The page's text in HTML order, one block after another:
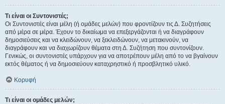
Τι είναι οι Συντονιστές;
Οι Συντονιστές είναι μέλη (ή ομάδες μελών) που φροντίζουν τις Δ. Συζητήσεις
από μέρα σε μέρα. Έχουν το δικαίωμα να επεξεργάζονται ή να διαγράφουν
δημοσιεύσεις και να κλειδώνουν, να ξεκλειδώνουν, να μετακινούν, να
διαγράφουν και να διαχωρίζουν θέματα στη Δ. Συζήτηση που συντονίζουν.
Γενικώς, οι συντονιστές υπάρχουν για να αποτρέπουν μέλη από το να βγαίνουν
εκτός θέματος ή να δημοσιεύουν καταχρηστικό ή προσβλητικό υλικό.
Κορυφή
Τι είναι οι ομάδες μελών;